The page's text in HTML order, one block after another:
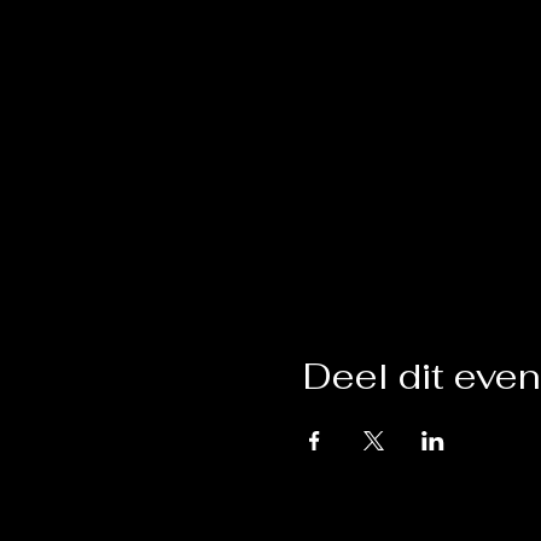
Deel dit